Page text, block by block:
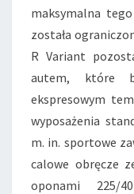
maksymalna
została
R Variant
autem, które
ekspresowym
wyposażenia
m. in. sportowe
calowe obręcze
oponami 225/